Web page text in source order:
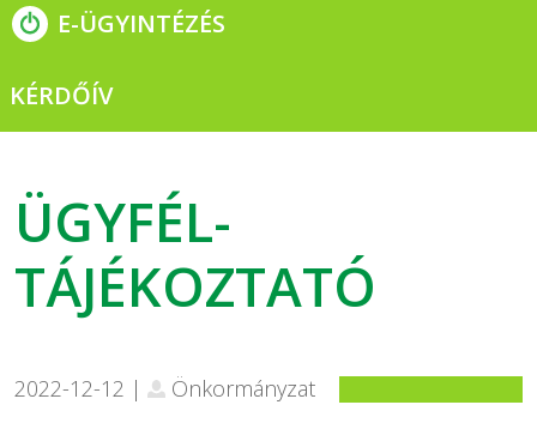
E-ÜGYINTÉZÉS
KÉRDŐÍV
ÜGYFÉL-
TÁJÉKOZTATÓ
2022-12-12 | Önkormányzat